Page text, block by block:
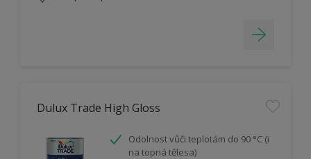
Dulux Trade High Gloss
Odolnost vůči teplotám do 90 °C (i
na topná tělesa)